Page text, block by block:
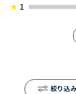
★ 1
絞り込み